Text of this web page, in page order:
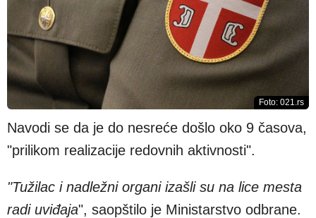
Foto: 021.rs
Navodi se da je do nesreće došlo oko 9 časova,
"prilikom realizacije redovnih aktivnosti".
"Tužilac i nadležni organi izašli su na lice mesta
radi uviđaja", saopštilo je Ministarstvo odbrane.